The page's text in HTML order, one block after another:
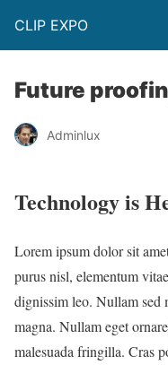
CLIP EXPO
Future
Adminlux
Technology is
Lorem ipsum dolor sit
purus nisl, elementum
dignissim leo. Nullam sed
magna. Nullam eget
malesuada fringilla. Cras